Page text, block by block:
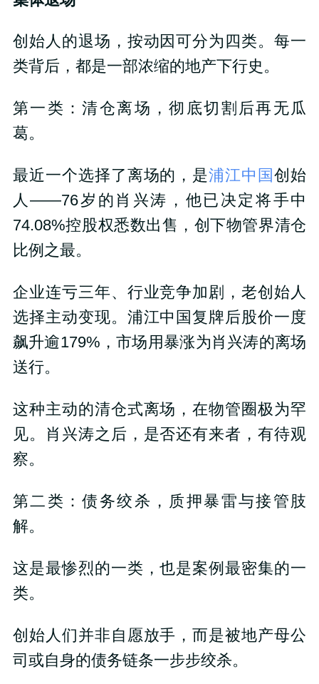
创始人的退场，按动因可分为四类。每一
类背后，都是一部浓缩的地产下行史。
第一类：清仓离场，彻底切割后再无瓜
葛。
最近一个选择了离场的，是浦江中国创始
人——76岁的肖兴涛，他已决定将手中
74.08%控股权悉数出售，创下物管界清仓
比例之最。
企业连亏三年、行业竞争加剧，老创始人
选择主动变现。浦江中国复牌后股价一度
飙升逾179%，市场用暴涨为肖兴涛的离场
送行。
这种主动的清仓式离场，在物管圈极为罕
见。肖兴涛之后，是否还有来者，有待观
察。
第二类：债务绞杀，质押暴雷与接管肢
解。
这是最惨烈的一类，也是案例最密集的一
类。
创始人们并非自愿放手，而是被地产母公
司或自身的债务链条一步步绞杀。